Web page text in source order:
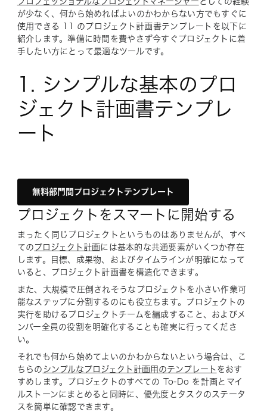
が少なく、何から始めればよいのかわからない方でもすぐに
使用できる 11 のプロジェクト計画書テンプレートを以下に
紹介します。準備に時間を費やさず今すぐプロジェクトに着
手したい方にとって最適なツールです。
1. シンプルな基本のプロ
ジェクト計画書テンプレ
ート
無料部門間プロジェクトテンプレート
プロジェクトをスマートに開始する
まったく同じプロジェクトというものはありませんが、すべ
ての プロジェクト計画には基本的な共通要素がいくつか存在
します。目標、成果物、およびタイムラインが明確になって
いると、プロジェクト計画書を構造化できます。
また、大規模で圧倒されそうなプロジェクトを小さい作業可
能なステップに分割するのにも役立ちます。プロジェクトの
実行を助けるプロジェクトチームを編成すること、およびメ
ンバー全員の役割を明確化することも確実に行ってくださ
い。
それでも何から始めてよいのかわからないという場合は、こ
ちらの シンプルなプロジェクト計画用のテンプレート をおす
すめします。プロジェクトのすべての To-Do を計画とマイ
ルストーンにまとめると同時に、優先度とタスクのステータ
スを簡単に確認できます。